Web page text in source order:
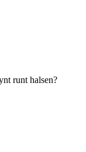
runt halsen?